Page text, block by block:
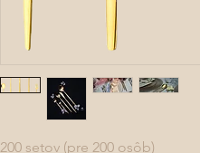
200 setov (pre 200 osôb)